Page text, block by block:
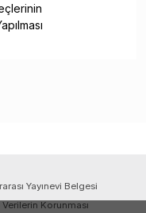
Yayınevi Belgesi
Verilerin Korunması